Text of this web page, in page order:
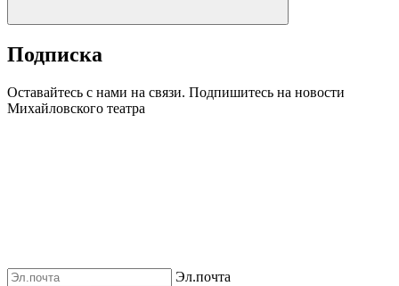
Подписка
Оставайтесь с нами на связи. Подпишитесь на новости
Михайловского театра
Эл.почта